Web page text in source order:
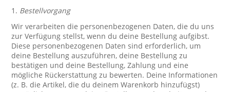
1. Bestellvorgang
Wir verarbeiten die personenbezogenen Daten, die du uns
zur Verfügung stellst, wenn du deine Bestellung aufgibst.
Diese personenbezogenen Daten sind erforderlich, um
deine Bestellung auszuführen, deine Bestellung zu
bestätigen und deine Bestellung, Zahlung und eine
mögliche Rückerstattung zu bewerten. Deine Informationen
(z. B. die Artikel, die du deinem Warenkorb hinzufügst)